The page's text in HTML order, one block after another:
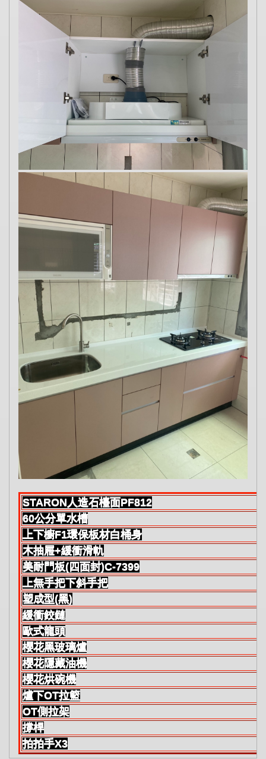
STARON人造石檯面PF812
60公分單水槽
上下櫥F1環保板材白桶身
木抽屜+緩衝滑軌
美耐門板(四面封)C-7399
上無手把下斜手把
塑成型(黑)
緩衝鉸鏈
歐式龍頭
櫻花黑玻璃爐
櫻花隱藏油機
櫻花烘碗機
爐下OT拉籃
OT側拉架
撐桿
拍拍手X3